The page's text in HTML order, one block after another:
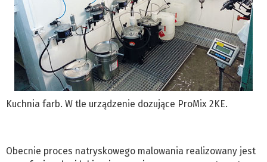
Kuchnia farb. W tle urządzenie dozujące ProMix 2KE.
Obecnie proces natryskowego malowania realizowany jest